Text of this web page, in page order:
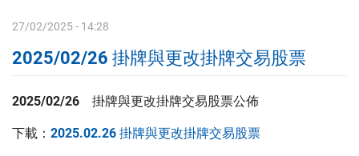
27/02/2025 - 14:28
2025/02/26 掛牌與更改掛牌交易股票
2025/02/26 掛牌與更改掛牌交易股票公佈
下載： 2025.02.26 掛牌與更改掛牌交易股票